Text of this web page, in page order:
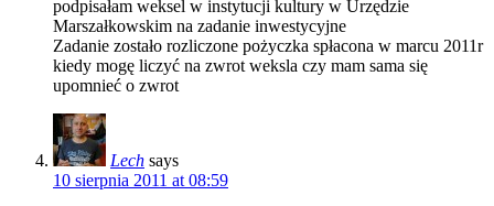
podpisałam weksel w instytucji kultury w Urzędzie
Marszałkowskim na zadanie inwestycyjne
Zadanie zostało rozliczone pożyczka spłacona w marcu 2011r
kiedy mogę liczyć na zwrot weksla czy mam sama się
upomnieć o zwrot
Lech says
10 sierpnia 2011 at 08:59